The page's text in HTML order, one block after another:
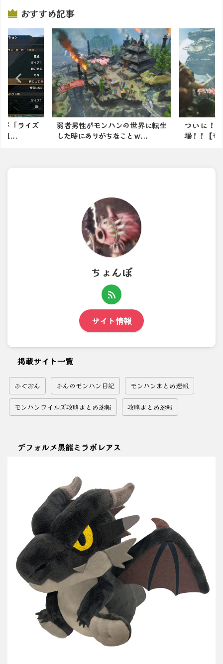
おすすめ記事
界に転生
ｗ...
ついに！！イァンクック先生登
場！！【モンハンワイルズ】
初代モンハ
ちょんぼ
サイト情報
掲載サイト一覧
ふぐおん ふんのモンハン日記 モンハンまとめ速報
モンハンワイルズ攻略まとめ速報 攻略まとめ速報
デフォルメ黒龍ミラボレアス